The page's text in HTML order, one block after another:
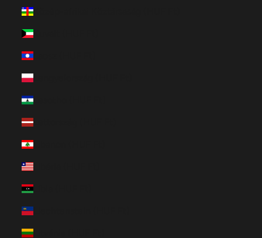
Közép-afrikai Köztársaság (HUF Ft)
Kuvait (HUF Ft)
Laosz (HUF Ft)
Lengyelország (HUF Ft)
Lesotho (HUF Ft)
Lettország (HUF Ft)
Libanon (HUF Ft)
Libéria (HUF Ft)
Líbia (HUF Ft)
Liechtenstein (HUF Ft)
Litvánia (HUF Ft)